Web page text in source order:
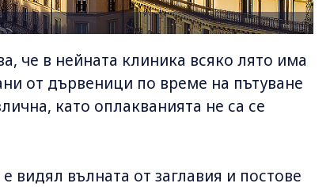
че в нейната клиника всяко лято има
от дървеници по време на пътуване
като оплакванията не са се
видял вълната от заглавия и постове